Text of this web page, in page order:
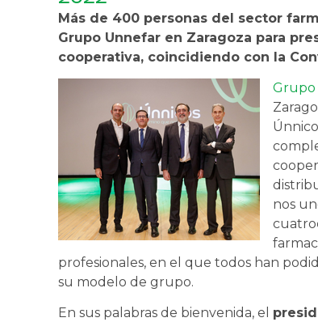
Más de 400 personas del sector
Grupo Unnefar en Zaragoza para
cooperativa, coincidiendo con la
nos
profesionales, en el que todos han
su modelo de grupo.
En sus palabras de bienvenida, el